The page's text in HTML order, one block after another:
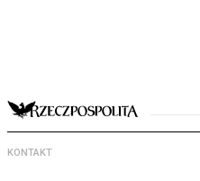
KONTAKT